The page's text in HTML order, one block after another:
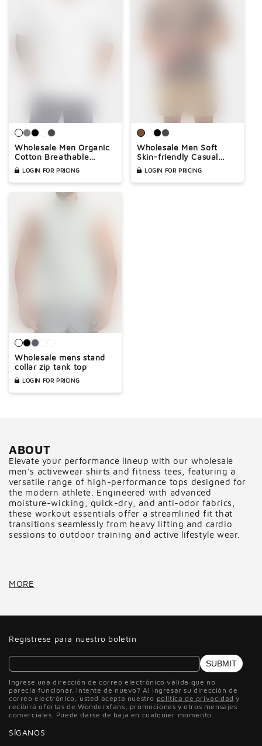
Wholesale Men Organic
Cotton Breathable
Casual T-shirt
LOGIN FOR PRICING
Wholesale Men Soft
Skin-friendly Casual
Training T-shirt
LOGIN FOR PRICING
Wholesale mens stand
collar zip tank top
LOGIN FOR PRICING
ABOUT
Elevate your performance lineup with our wholesale
men's activewear shirts and fitness tees, featuring a
versatile range of high-performance tops designed for
the modern athlete. Engineered with advanced
moisture-wicking, quick-dry, and anti-odor fabrics,
these workout essentials offer a streamlined fit that
transitions seamlessly from heavy lifting and cardio
sessions to outdoor training and active lifestyle wear.
MORE
Regístrese para nuestro boletín
SUBMIT
Ingrese una dirección de correo electrónico válida que no
parecía funcionar. Intente de nuevo? Al ingresar su dirección de
correo electrónico, usted acepta nuestro política de privacidad y
recibirá ofertas de Wonderxfans, promociones y otros mensajes
comerciales. Puede darse de baja en cualquier momento.
SÍGANOS